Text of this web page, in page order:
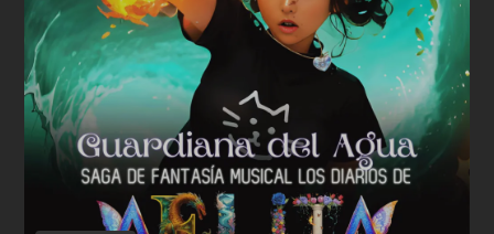
Añadir al carrito